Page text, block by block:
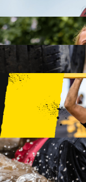
FAMILY
15 PRZESZKÓD
KIDS
15 PRZESZKÓD
TRENINGI
WYDARZENIA
RUNMAGEDDON
22/23.08.2026
RUNMAGEDDON
12/13.09.2026
RUNMAGEDDON
RUNMAGEDDON
26/27.09.2026